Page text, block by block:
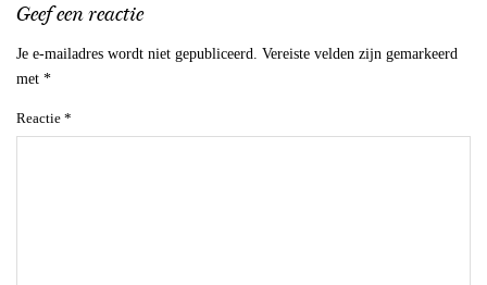
Geef een reactie
Je e-mailadres wordt niet gepubliceerd. Vereiste velden zijn gemarkeerd
met *
Reactie *